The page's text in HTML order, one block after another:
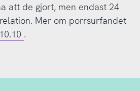
att de gjort, men endast 24
Mer om porrsurfandet
.